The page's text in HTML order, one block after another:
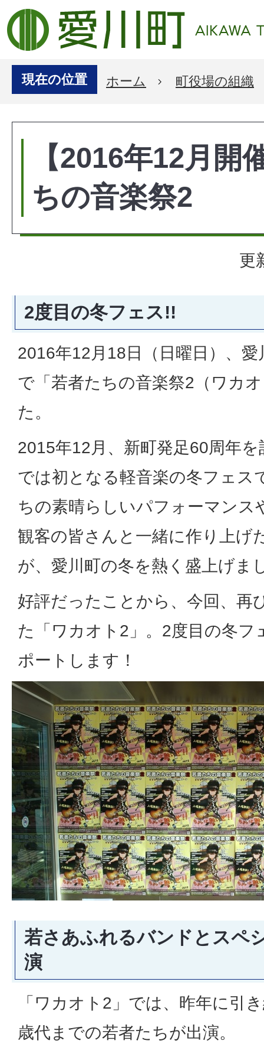
現在の位置 ホーム 町役場の組織
【2016年12月開
ちの音楽祭2
更
2度目の冬フェス!!
2016年12月18日（日曜日）、
で「若者たちの音楽祭2（ワカ
た。
2015年12月、新町発足60周年
では初となる軽音楽の冬フェス
ちの素晴らしいパフォーマンス
観客の皆さんと一緒に作り上げ
が、愛川町の冬を熱く盛上げま
好評だったことから、今回、再
た「ワカオト2」。2度目の冬フ
ポートします！
若さあふれるバンドとスペ
演
「ワカオト2」では、昨年に引
歳代までの若者たちが出演。